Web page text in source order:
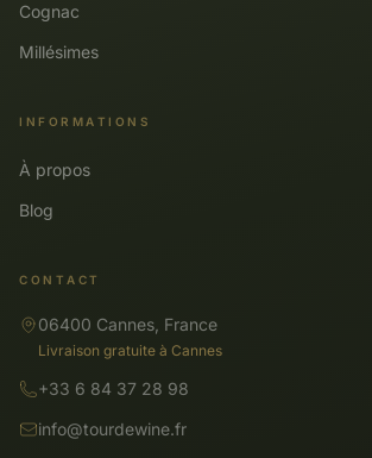
Cognac
Millésimes
INFORMATIONS
À propos
Blog
CONTACT
06400 Cannes, France
Livraison gratuite à Cannes
+33 6 84 37 28 98
info@tourdewine.fr